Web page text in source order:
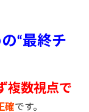
“最終チ
複数視点で
確です。